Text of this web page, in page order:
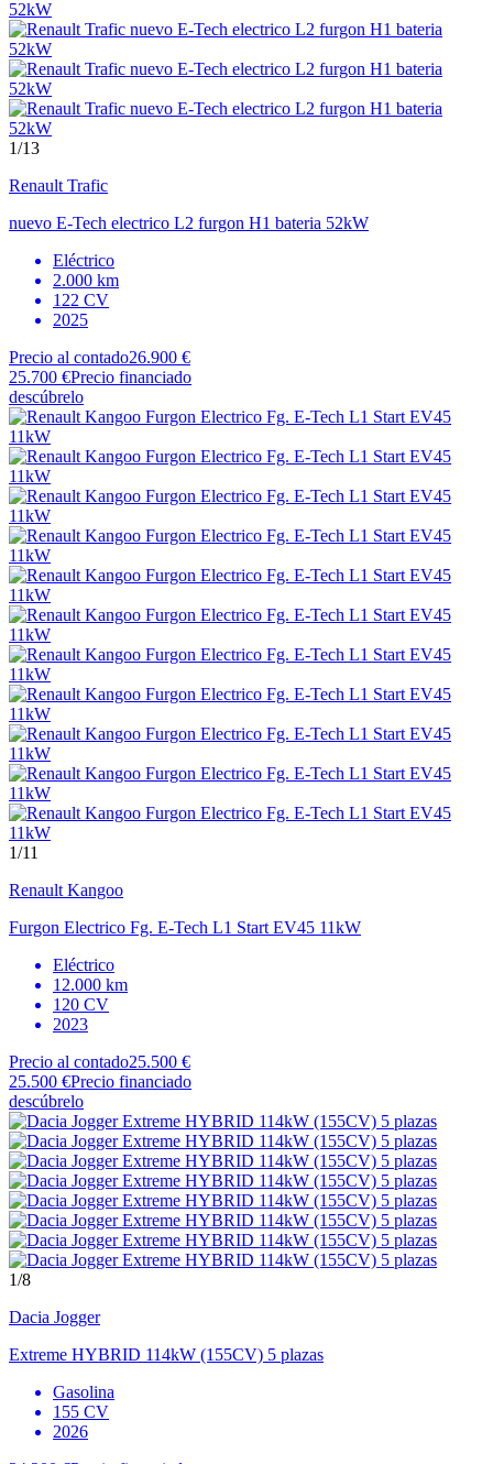
1/13
Renault Trafic
nuevo E-Tech electrico L2 furgon H1 bateria 52kW
Eléctrico
2.000 km
122 CV
2025
Precio al contado26.900 €
25.700 €Precio financiado
descúbrelo
1/11
Renault Kangoo
Furgon Electrico Fg. E-Tech L1 Start EV45 11kW
Eléctrico
12.000 km
120 CV
2023
Precio al contado25.500 €
25.500 €Precio financiado
descúbrelo
1/8
Dacia Jogger
Extreme HYBRID 114kW (155CV) 5 plazas
Gasolina
155 CV
2026